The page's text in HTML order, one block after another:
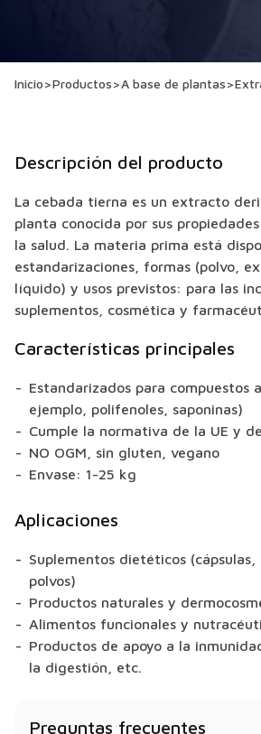
Inicio>Productos>A base de plantas>
Descripción del producto
La cebada tierna es un extracto
planta conocida por sus
la salud. La materia prima está
estandarizaciones, formas (polvo,
líquido) y usos previstos: para las
suplementos, cosmética y
Características principales
Estandarizados para compuestos
ejemplo, polifenoles, saponinas)
Cumple la normativa de la UE y
NO OGM, sin gluten, vegano
Envase: 1-25 kg
Aplicaciones
Suplementos dietéticos (cápsulas,
polvos)
Productos naturales y
Alimentos funcionales y
Productos de apoyo a la
la digestión, etc.
Preguntas frecuentes